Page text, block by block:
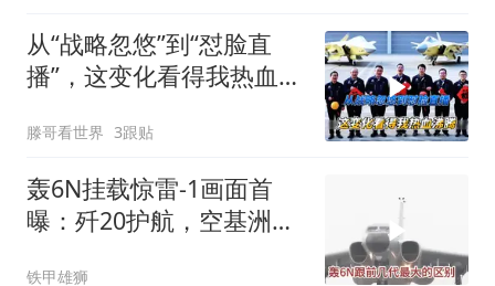
从“战略忽悠”到“怼脸直
播”，这变化看得我热血沸
滕哥看世界 3跟贴
轰6N挂载惊雷-1画面首
曝：歼20护航，空基洲际
铁甲雄狮